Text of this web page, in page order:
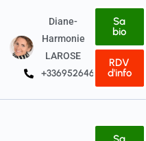
Diane-
Harmonie
LAROSE
+33695264618
Sa
bio
RDV
d'info